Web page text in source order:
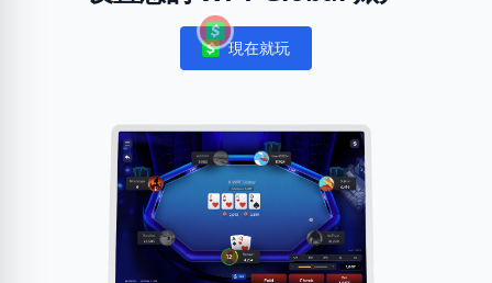
Notifications
現在就玩